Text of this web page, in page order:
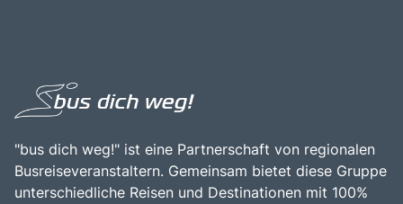
"bus dich weg!" ist eine Partnerschaft von regionalen
Busreiseveranstaltern. Gemeinsam bietet diese Gruppe
unterschiedliche Reisen und Destinationen mit 100%